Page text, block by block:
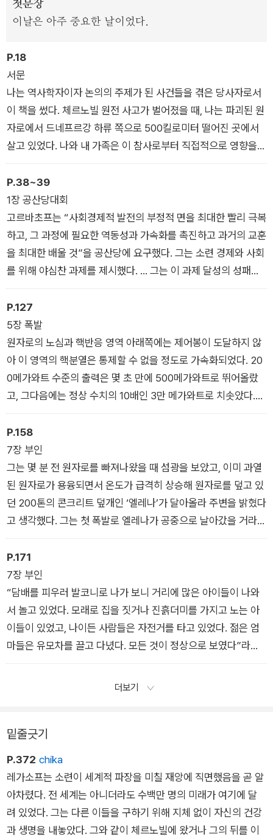
이 벌인 사투와 희생을 한편의 대하소설처럼 펼쳐내는 지은이의
첫문장
이날은 아주 중요한 날이었다.
P.18
서문
나는 역사학자이자 논의의 주제가 된 사건들을 겪은 당사자로서
이 책을 썼다. 체르노빌 원전 사고가 벌어졌을 때, 나는 파괴된 원
자로에서 드네프르강 하류 쪽으로 500킬로미터 떨어진 곳에서
살고 있었다. 나와 내 가족은 이 참사로부터 직접적으로 영향을
받지는 않았다. 그러나 몇 년이 지난 후, 당시 내가 교환교수로 체
류하던 캐나다에서 나를 진찰한 의사들은 내 임파선이 과거에 염
증을 일으켰다고 진단했다. 이는 내가 방사능에 노출된 적이 있음
을 말해 주는 우려스러운 신호였다. 다행히도 내 아내와 아이들은
아무 문제가 없었다. 그러나 방사능은 예측할 수 없는 방법으로
인체에 영향을 미친다.
P.38~39
1장 공산당대회
고르바초프는 “사회경제적 발전의 부정적 면을 최대한 빨리 극복
하고, 그 과정에 필요한 역동성과 가속화를 촉진하고 과거의 교훈
을 최대한 배울 것”을 공산당에 요구했다. 그는 소련 경제와 사회
를 위해 야심찬 과제를 제시했다. … 그는 이 과제 달성의 성패를
과학·기술 혁명에 걸었다. 이 혁명에는 새로운 기술 도입, 석탄과
석유와 가스 등의 화석 연료에서 원자력 에너지로의 전환과 같은
과제가 포함되어 있었다. 고르바초프는 선언을 이어갔다. “이번
5개년 경제계획 기간에는 과거 5개년 계획 기간에 비교하여 2배
반 늘어난 원자력 발전 설비가 가동될 것이고, 낡은 화력 발전 시
설은 대규모로 교체될 것입니다.”
P.127
5장 폭발
원자로의 노심과 핵반응 영역 아래쪽에는 제어봉이 도달하지 않
아 이 영역의 핵분열은 통제할 수 없을 정도로 가속화되었다. 20
0메가와트 수준의 출력은 몇 초 만에 500메가와트로 뛰어올랐
고, 그다음에는 정상 수치의 10배인 3만 메가와트로 치솟았다.
흡수되지 않은 중성자 수가 급격히 늘어나면서 몇 분 전만 해도
원자로의 핵분열 속도 증가를 방해했던 제논-135를 연소시켜 버
렸다. 이제 핵분열을 늦출 수 있는 수단은 아무것도 없었다. 통제
실에 있던 사람들은 갑자기 우르릉 하고 울리는 소리를 들었다.
“그 소리는 아주 생소한 소리였다. 마치 사람이 신음을 내는 듯
아주 낮은 톤의 울림이었다”라고 라짐 다블렛바예프는 기억했다.
… 이때 시각이 새벽1시 23분 44초였다.
P.158
7장 부인
그는 몇 분 전 원자로를 빠져나왔을 때 섬광을 보았고, 이미 과열
된 원자로가 용융되면서 온도가 급격히 상승해 원자로를 덮고 있
던 200톤의 콘크리트 덮개인 ‘엘레나’가 달아올라 주변을 밝혔다
고 생각했다. 그는 첫 폭발로 엘레나가 공중으로 날아갔을 거라고
는 상상도 하지 못했다. “어떻게 할 수 있는 일이 없나요?”라고
낙담한 프로스쿠랴코프가 물었다. 트레후프는 댜틀로프에게 가
서 자신이 염려한 바를 설명했다. “나가세.” 댜틀로프가 대답했
다. 그들은 밖으로 나왔다. 트레후프는 그의 상사에게 이렇게 말
한 것을 기억했다. “이건 히로시마예요!” 댜틀로프는 처음에는
침묵을 지켰으나 잠시 후 트레후프에게 이렇게 말했다. “악몽 속
에서도 이런 일은 꿈꿔본 적이 없네.”
P.171
7장 부인
“담배를 피우러 발코니로 나가 보니 거리에 많은 아이들이 나와
서 놀고 있었다. 모래로 집을 짓거나 진흙더미를 가지고 노는 아
이들이 있었고, 나이든 사람들은 자전거를 타고 있었다. 젊은 엄
마들은 유모차를 끌고 다녔다. 모든 것이 정상으로 보였다”라고
그는 회상했다. 페트로프의 이웃은 그날 좀 여유를 부리기로 하고
아파트 옥상에서 선탠을 했다. “그는 잠시 술을 마시러 내려와서
“그는 마치 술이라도 한잔 걸친 것처럼 아주 신이 났다”라고 기
며 같이 옥상에서 선탠을 하자고 부추겼다. 그날 저녁 앰뷸런스가
와서 그 이웃을 싣고 갔다.
더보기
밑줄긋기
P.372 chika
레가소프는 소련이 세계적 파장을 미칠 재앙에 직면했음을 곧 알
아차렸다. 전 세계는 아니더라도 수백만 명의 미래가 여기에 달
려 있었다. 그는 다른 이들을 구하기 위해 지체 없이 자신의 건강
과 생명을 내놓았다. 그와 같이 체르노빌에 왔거나 그의 뒤를 이